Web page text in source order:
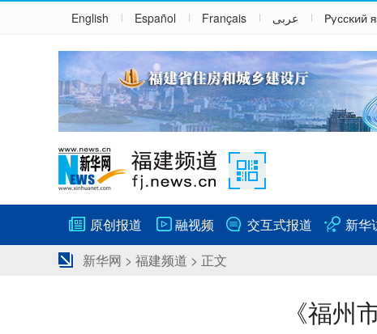
English Español Français عربى Русский
原创报道 融视频 交互式报道 新华
新华网 > 福建频道 > 正文
《福州